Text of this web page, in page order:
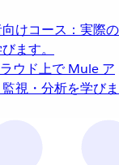
けコース：実際の
ます。
ウド上で Mule ア
視・分析を学びま